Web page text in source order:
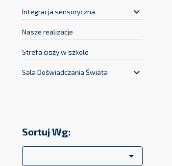
Integracja sensoryczna keyboard_arrow_down
Nasze realizacje
Strefa ciszy w szkole
Sala Doświadczania Świata keyboard_arrow_down
Sortuj Wg:
